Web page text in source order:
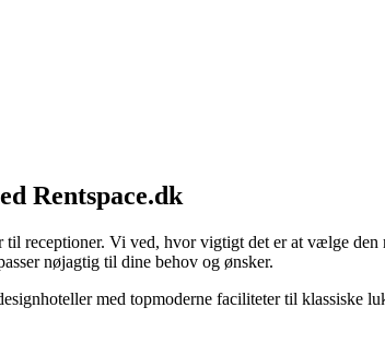
Rentspace.dk
receptioner. Vi ved, hvor vigtigt det er at vælge
nøjagtig til dine behov og ønsker.
med topmoderne faciliteter til klassiske